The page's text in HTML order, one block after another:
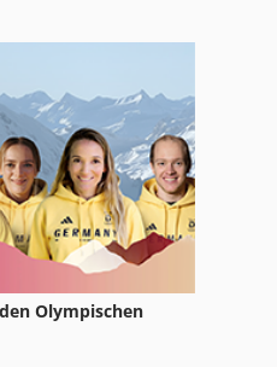
Olympischen